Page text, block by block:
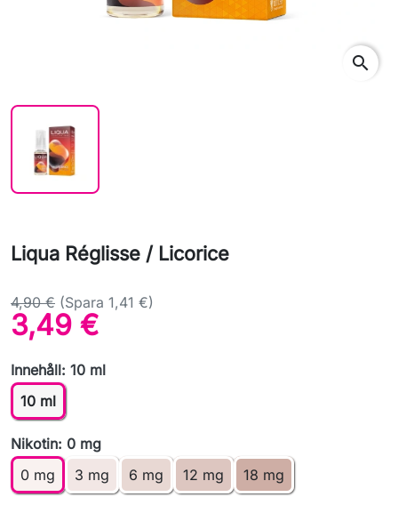
search
Liqua Réglisse / Licorice
4,90 € (Spara 1,41 €)
3,49 €
Innehåll: 10 ml
10 ml
Nikotin: 0 mg
0 mg
3 mg 6 mg 12 mg 18 mg